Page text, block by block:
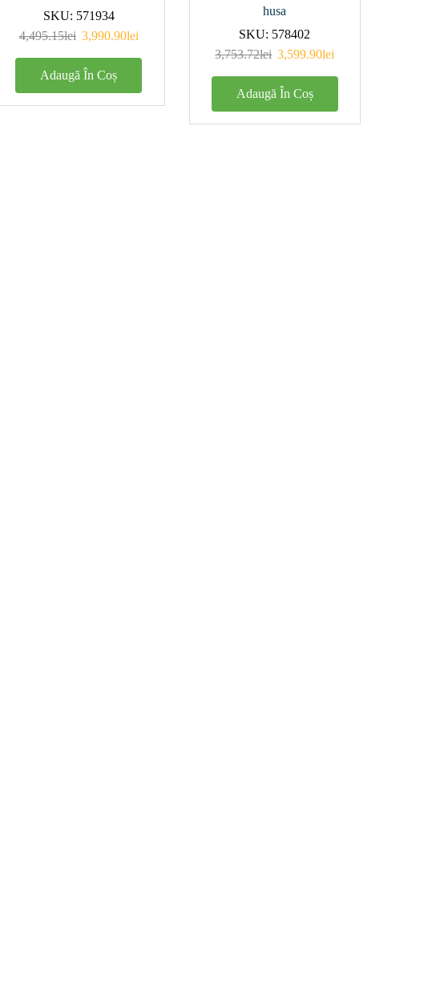
Reţea(8)
Produs Turaţia în
SKU: 571934
4,495.15lei 3,990.90lei
Adaugă În Coș
husa
SKU: 578402
3,753.72lei 3,599.90lei
Adaugă În Coș